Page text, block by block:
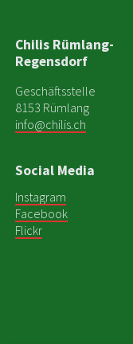
Chilis Rümlang-
Regensdorf
Geschäftsstelle
8153 Rümlang
info@chilis.ch
Social Media
Instagram
Facebook
Flickr